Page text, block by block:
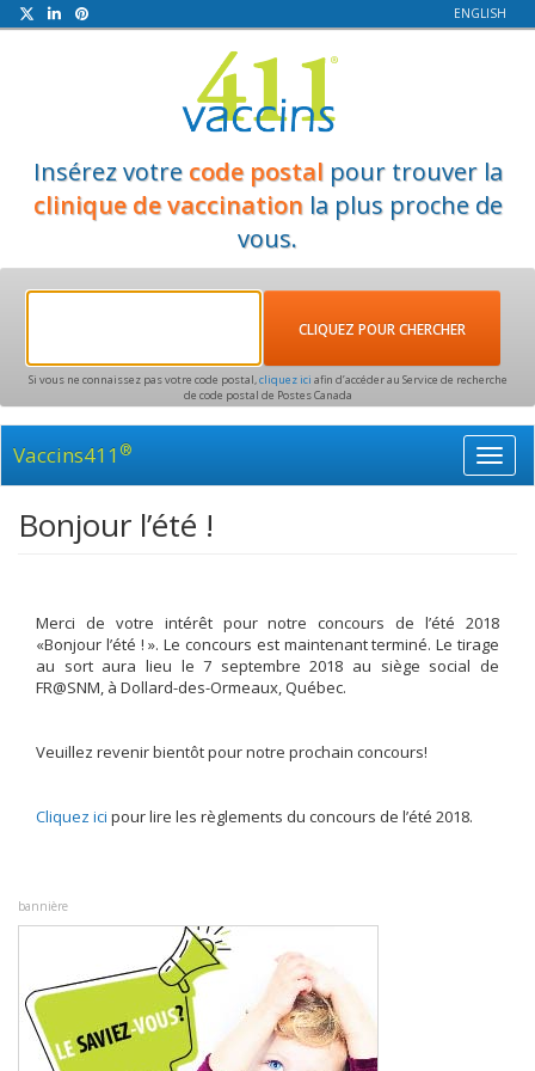
ENGLISH
Insérez votre code postalpour trouver la
clinique de vaccination la plus proche de
vous.
Si vous ne connaissez pas votre code postal,cliquez ici afin d’accéder au Service de recherche
de code postal de Postes Canada
Vaccins411 ®
Bonjour l’été !
Merci de votre intérêt pour notre concours de l’été 2018
«Bonjour l’été ! ». Le concours est maintenant terminé. Le tirage
au sort aura lieu le 7 septembre 2018 au siège social de
FR@SNM, à Dollard-des-Ormeaux, Québec.
Veuillez revenir bientôt pour notre prochain concours!
Cliquez ici pour lire les règlements du concours de l’été 2018.
bannière